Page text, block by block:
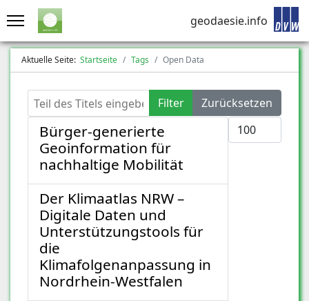
geodaesie.info
Aktuelle Seite: Startseite Tags Open Data
Teil des Titels eingeben Filter
Zurücksetzen
Anzeige #
Bürger-generierte
Geoinformation für
nachhaltige Mobilität
Der Klimaatlas NRW –
Digitale Daten und
Unterstützungstools für
die
Klimafolgenanpassung in
Nordrhein-Westfalen